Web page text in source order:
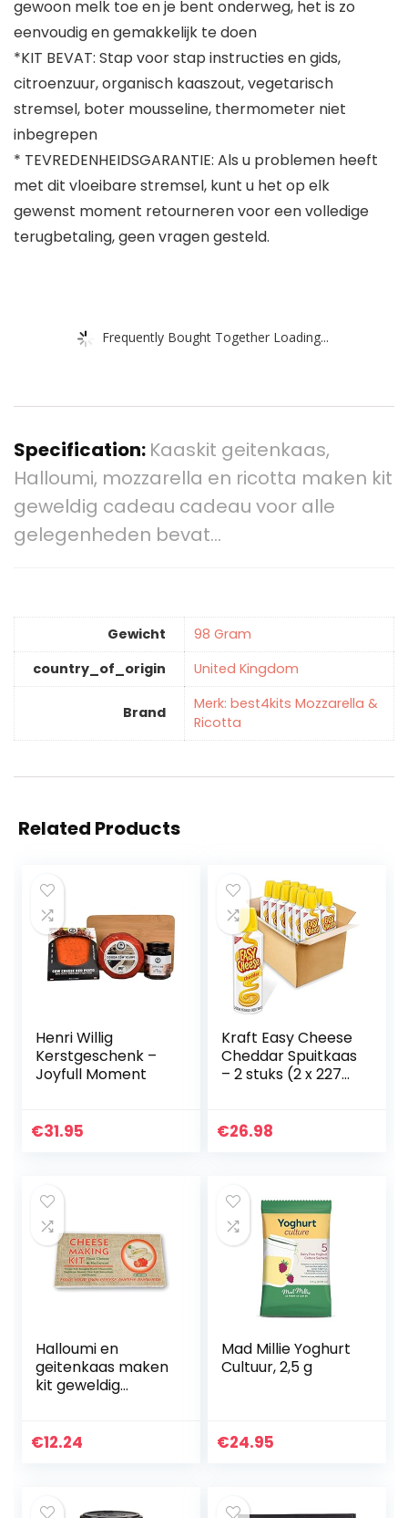
gewoon melk toe en je bent onderweg, het is zo
eenvoudig en gemakkelijk te doen
*KIT BEVAT: Stap voor stap instructies en gids,
citroenzuur, organisch kaaszout, vegetarisch
stremsel, boter mousseline, thermometer niet
inbegrepen
* TEVREDENHEIDSGARANTIE: Als u problemen heeft
met dit vloeibare stremsel, kunt u het op elk
gewenst moment retourneren voor een volledige
terugbetaling, geen vragen gesteld.
Frequently Bought Together Loading...
Specification: Kaaskit geitenkaas,
Halloumi, mozzarella en ricotta maken kit
geweldig cadeau cadeau voor alle
gelegenheden bevat…
Gewicht
‎98 Gram
country_of_origin
‎United Kingdom
Brand
Merk: best4kits Mozzarella &
Ricotta
Related Products
Henri Willig
Kerstgeschenk –
Joyfull Moment
€31.95
Kraft Easy Cheese
Cheddar Spuitkaas
– 2 stuks (2 x 227
€26.98
Halloumi en
geitenkaas maken
kit geweldig
gelegenheden
€12.24
Mad Millie Yoghurt
Cultuur, 2,5 g
€24.95